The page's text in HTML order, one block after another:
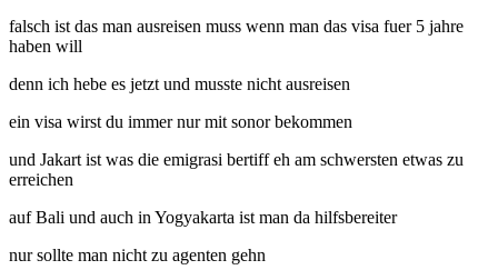
falsch ist das man ausreisen muss wenn man das visa fuer 5 jahre
haben will
denn ich hebe es jetzt und musste nicht ausreisen
ein visa wirst du immer nur mit sonor bekommen
und Jakart ist was die emigrasi bertiff eh am schwersten etwas zu
erreichen
auf Bali und auch in Yogyakarta ist man da hilfsbereiter
nur sollte man nicht zu agenten gehn